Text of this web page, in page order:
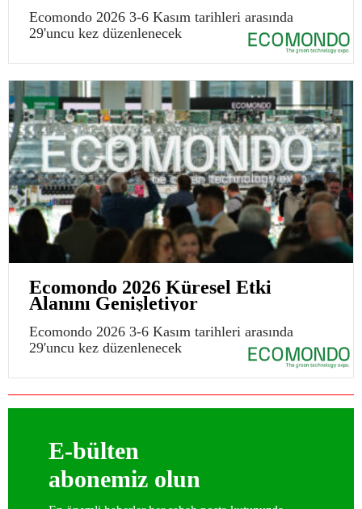
Ecomondo 2026 3-6 Kasım tarihleri arasında
29'uncu kez düzenlenecek
Ecomondo 2026 Küresel Etki
Alanını Genişletiyor
Ecomondo 2026 3-6 Kasım tarihleri arasında
29'uncu kez düzenlenecek
E-bülten
abonemiz olun